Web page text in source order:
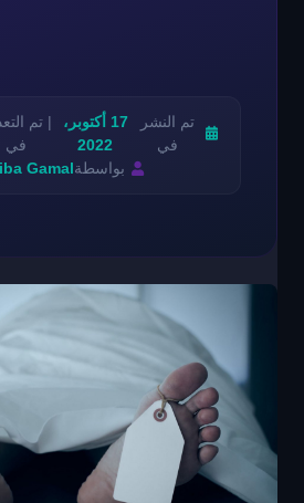
تم النشر
في
17 أكتوبر،
2022
| تم
في
بواسطة Gamal